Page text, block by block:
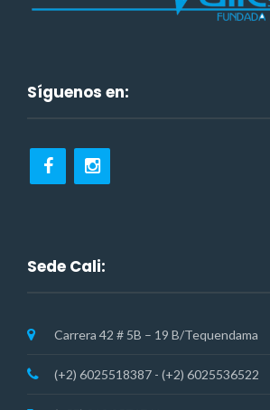
Síguenos en:
Sede Cali:
Carrera 42 # 5B – 19 B/Tequendama
(+2) 6025518387 - (+2) 6025536522